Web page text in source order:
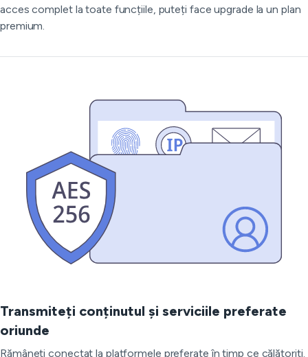
acces complet la toate funcțiile, puteți face upgrade la un plan
premium.
Transmiteți conținutul și serviciile preferate
oriunde
Rămâneți conectat la platformele preferate în timp ce călătoriți.